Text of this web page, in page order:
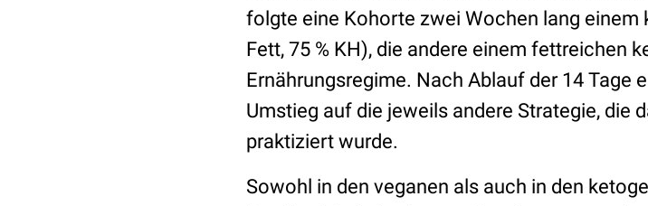
folgte eine Kohorte zwei Wochen lang einem
Fett, 75 % KH), die andere einem fettreichen
Ernährungsregime. Nach Ablauf der 14 Tage
Umstieg auf die jeweils andere Strategie, die
praktiziert wurde.
Sowohl in den veganen als auch in den